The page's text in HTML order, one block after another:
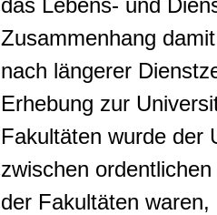
das Lebens- und
Zusammenhang
nach längerer
Erhebung zur
Fakultäten wurde der
zwischen
der Fakultäten